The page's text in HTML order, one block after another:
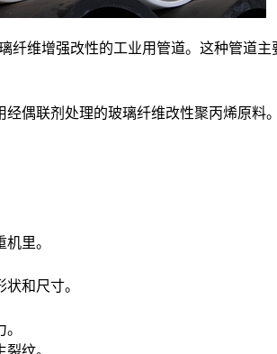
纤维增强改性的工业用管道。这种管道
偶联剂处理的玻璃纤维改性聚丙烯原料。
里。
和尺寸。
纹。